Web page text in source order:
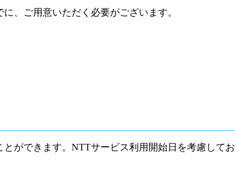
、ご用意いただく必要がございます。
ができます。NTTサービス利用開始日を考慮してお